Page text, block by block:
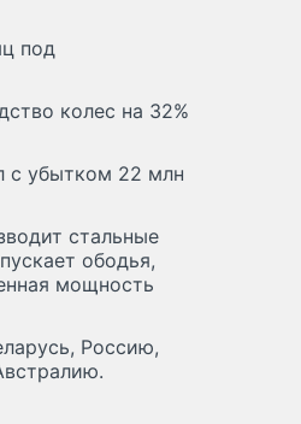
под
колес на 32%
с убытком 22 млн
стальные
ободья,
мощность
Россию,